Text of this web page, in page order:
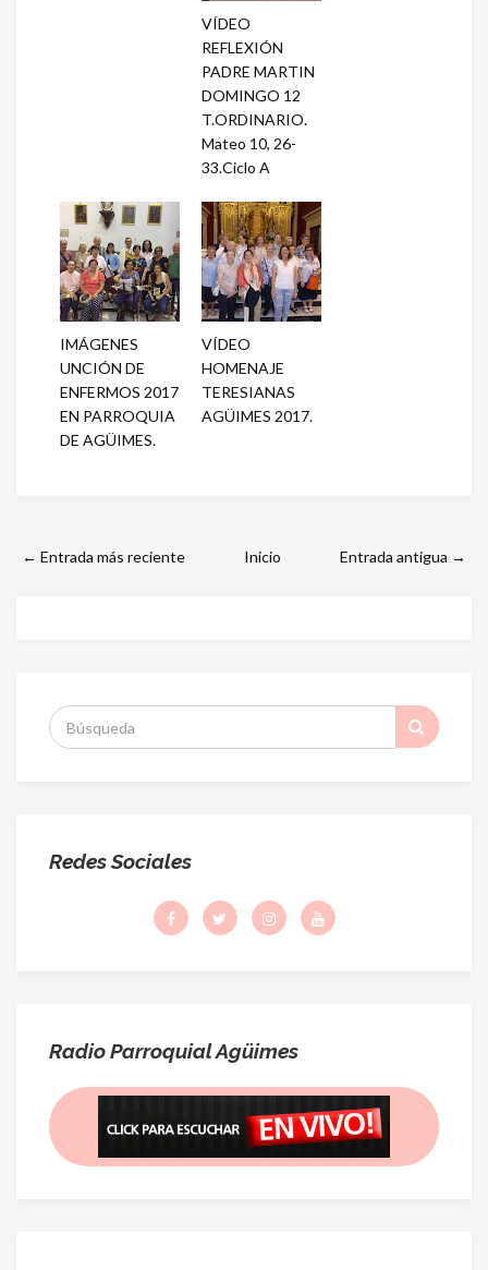
VÍDEO
REFLEXIÓN
PADRE MARTIN
DOMINGO 12
T.ORDINARIO.
Mateo 10, 26-
33.Ciclo A
IMÁGENES
UNCIÓN DE
ENFERMOS 2017
EN PARROQUIA
DE AGÜIMES.
VÍDEO
HOMENAJE
TERESIANAS
AGÜIMES 2017.
← Entrada más reciente Entrada antigua →
Inicio
S
:
Redes Sociales
Radio Parroquial Agüimes